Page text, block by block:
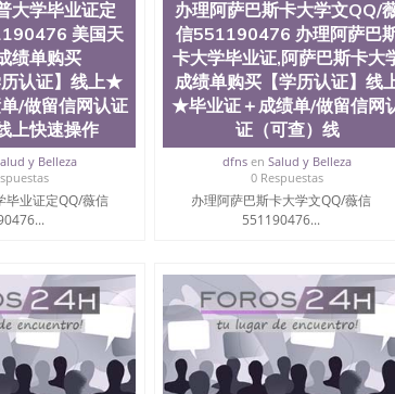
大学毕业证定
美国天
绩单购买
认证】线上★
/做留信网认证
上快速操作
y Belleza
毕业证定QQ/薇信
办理阿萨巴斯卡大学文QQ/
信551190476 办理阿萨巴
卡大学毕业证,阿萨巴斯卡大
成绩单购买【学历认证】线
★毕业证＋成绩单/做留信网
证（可查）线
dfns enSalud y Belleza
0 Respuestas
办理阿萨巴斯卡大学文QQ/薇信
551190476...